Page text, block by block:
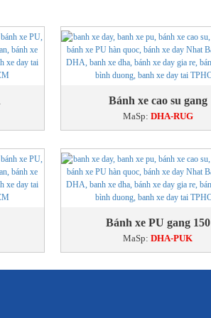
Bánh xe cao su gang
MaSp: DHA-RUG
Bánh xe PU gang 150
MaSp:DHA-PUK